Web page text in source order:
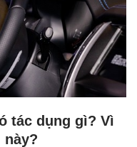
tác dụng gì? Vì
này?